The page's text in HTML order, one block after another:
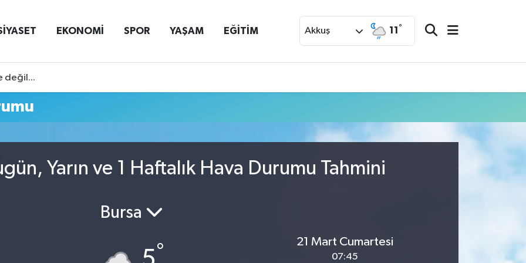
EKONOMİ SPOR YAŞAM EĞİTİM Akkuş 11 °
değil...
Yarın ve 1 Haftalık Hava Durumu Tahmini
Bursa
°
21 Mart Cumartesi
07:45